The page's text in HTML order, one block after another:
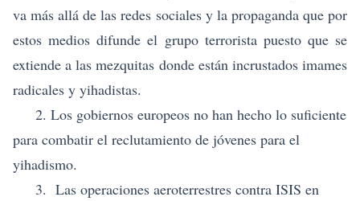
va más allá de las redes sociales y la propaganda que por
estos medios difunde el grupo terrorista puesto que se
extiende a las mezquitas donde están incrustados imames
radicales y yihadistas.
2. Los gobiernos europeos no han hecho lo suficiente
para combatir el reclutamiento de jóvenes para el
yihadismo.
3. Las operaciones aeroterrestres contra ISIS en